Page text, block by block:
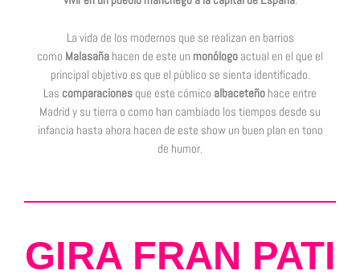
La vida de los modernos que se realizan en barrios
como Malasaña hacen de este un monólogo actual en el que el
principal objetivo es que el público se sienta identificado.
Las comparaciones que este cómico albaceteño hace entre
Madrid y su tierra o como han cambiado los tiempos desde su
infancia hasta ahora hacen de este show un buen plan en tono
de humor.
GIRA FRAN PATI